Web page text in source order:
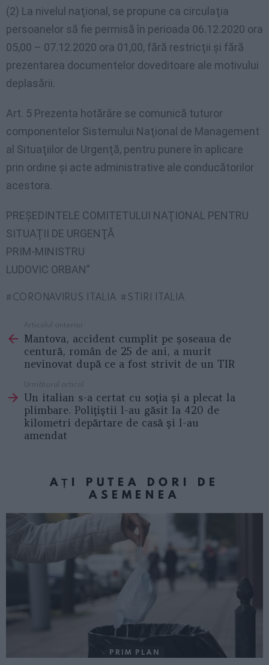
(2) La nivelul naţional, se propune ca circulaţia
persoanelor să fie permisă în perioada 06.12.2020 ora
05,00 – 07.12.2020 ora 01,00, fără restricţii şi fără
prezentarea documentelor doveditoare ale motivului
deplasării.
Art. 5 Prezenta hotărâre se comunică tuturor
componentelor Sistemului Naţional de Management
al Situaţiilor de Urgenţă, pentru punere în aplicare
prin ordine şi acte administrative ale conducătorilor
acestora.
PREŞEDINTELE COMITETULUI NAŢIONAL PENTRU
SITUAŢII DE URGENŢĂ
PRIM-MINISTRU
LUDOVIC ORBAN”
CORONAVIRUS ITALIA STIRI ITALIA
more
Articolul anterior
Mantova, accident cumplit pe șoseaua de
centură, român de 25 de ani, a murit
nevinovat după ce a fost strivit de un TIR
Următorul articol
Un italian s-a certat cu soţia şi a plecat la
plimbare. Poliţiştii l-au găsit la 420 de
kilometri depărtare de casă şi l-au
amendat
AȚI PUTEA DORI DE
ASEMENEA
PRIM PLAN